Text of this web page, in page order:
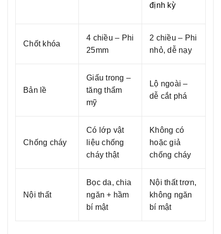
định kỳ
Chốt khóa
4 chiều – Phi
25mm
2 chiều – Phi
nhỏ, dễ nạy
Bản lề
Giấu trong –
tăng thẩm
mỹ
Lộ ngoài –
dễ cắt phá
Chống cháy
Có lớp vật
liệu chống
cháy thật
Không có
hoặc giả
chống cháy
Nội thất
Bọc da, chia
ngăn + hầm
bí mật
Nội thất trơn,
không ngăn
bí mật